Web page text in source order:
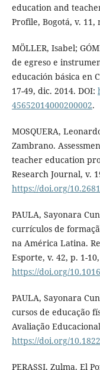
education and
Profile, Bogotá, v. 11,
MÖLLER, Isabel;
de egreso e
educación básica en
17-49, dic. 2014. DOI:
45652014000200002.
MOSQUERA,
Zambrano.
teacher education
Research Journal, v.
https://doi.org/
PAULA, Sayonara
currículos de
na América Latina.
Esporte, v. 42, p. 1-
https://doi.org/
PAULA, Sayonara
cursos de educação
Avaliação
https://doi.org/
PERASSI, Zulma. El